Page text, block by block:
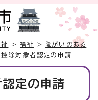
祉 >福祉 >
障がいのある
除対象者認定の申請
定の申請